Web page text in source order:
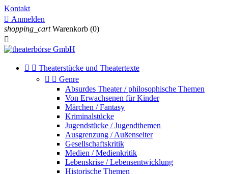
Kontakt
 Anmelden
shopping_cart Warenkorb (0)

  Theaterstücke und Theatertexte
  Genre
Absurdes Theater / philosophische Themen
Von Erwachsenen für Kinder
Märchen / Fantasy
Kriminalstücke
Jugendstücke / Jugendthemen
Ausgrenzung / Außenseiter
Gesellschaftskritik
Medien / Medienkritik
Lebenskrise / Lebensentwicklung
Historische Themen